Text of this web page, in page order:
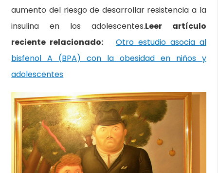
aumento del riesgo de desarrollar resistencia a la
insulina en los adolescentes.Leer artículo
reciente relacionado:
Otro estudio asocia al
bisfenol A (BPA) con la obesidad en niños y
adolescentes